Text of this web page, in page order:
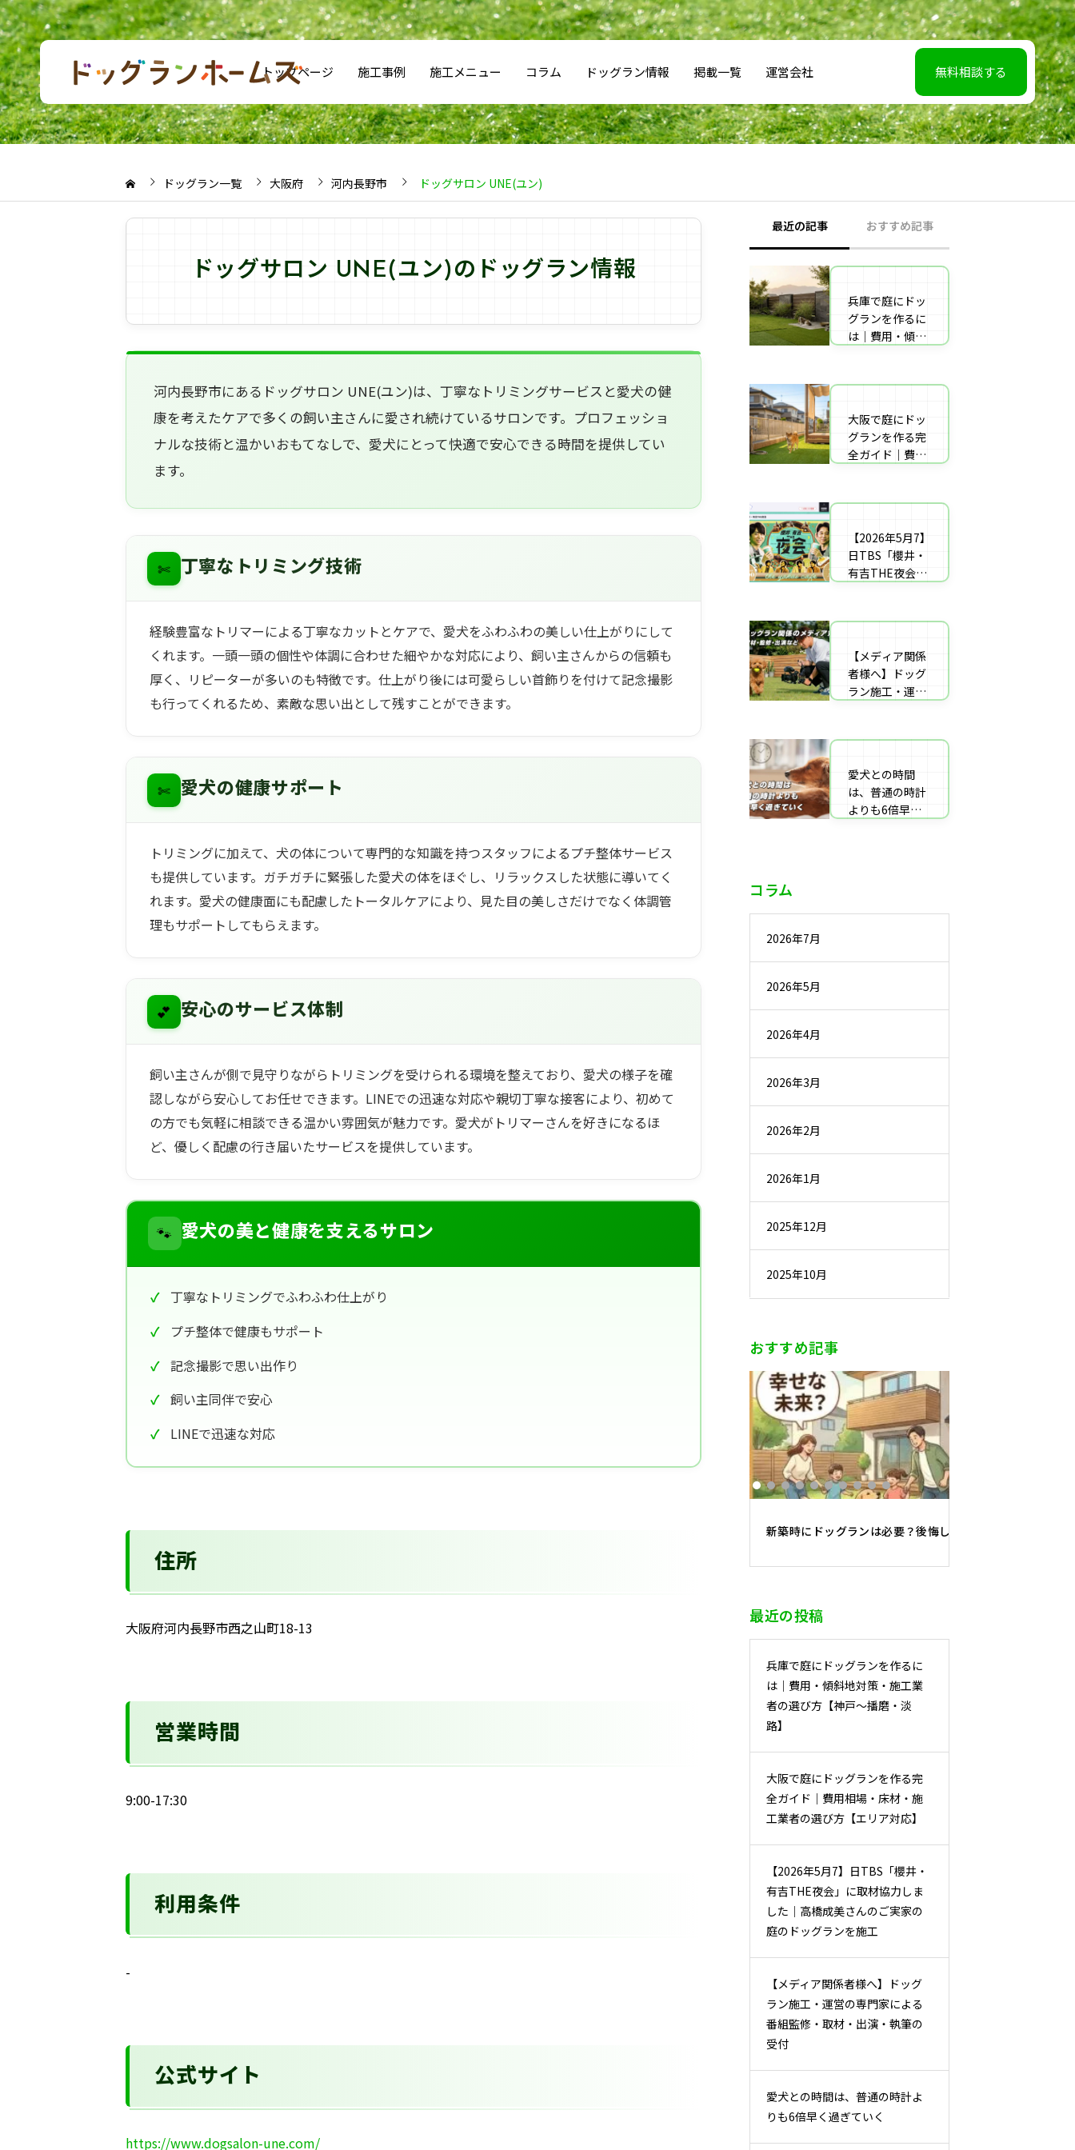
トップページ 施工事例 施工メニュー コラム ドッグラン情報 掲載一覧 運営会社 無料相談する
ドッグラン一覧 大阪府 河内長野市 ドッグサロン UNE(ユン)
ドッグサロン UNE(ユン)のドッグラン情報
河内長野市にあるドッグサロン UNE(ユン)は、丁寧なトリミングサービスと愛犬の健
康を考えたケアで多くの飼い主さんに愛され続けているサロンです。プロフェッショ
ナルな技術と温かいおもてなしで、愛犬にとって快適で安心できる時間を提供してい
ます。
✄ 丁寧なトリミング技術
経験豊富なトリマーによる丁寧なカットとケアで、愛犬をふわふわの美しい仕上がりにして
くれます。一頭一頭の個性や体調に合わせた細やかな対応により、飼い主さんからの信頼も
厚く、リピーターが多いのも特徴です。仕上がり後には可愛らしい首飾りを付けて記念撮影
も行ってくれるため、素敵な思い出として残すことができます。
✄ 愛犬の健康サポート
トリミングに加えて、犬の体について専門的な知識を持つスタッフによるプチ整体サービス
も提供しています。ガチガチに緊張した愛犬の体をほぐし、リラックスした状態に導いてく
れます。愛犬の健康面にも配慮したトータルケアにより、見た目の美しさだけでなく体調管
理もサポートしてもらえます。
💕 安心のサービス体制
飼い主さんが側で見守りながらトリミングを受けられる環境を整えており、愛犬の様子を確
認しながら安心してお任せできます。LINEでの迅速な対応や親切丁寧な接客により、初めて
の方でも気軽に相談できる温かい雰囲気が魅力です。愛犬がトリマーさんを好きになるほ
ど、優しく配慮の行き届いたサービスを提供しています。
🐾 愛犬の美と健康を支えるサロン
丁寧なトリミングでふわふわ仕上がり
プチ整体で健康もサポート
記念撮影で思い出作り
飼い主同伴で安心
LINEで迅速な対応
住所
大阪府河内長野市西之山町18-13
営業時間
9:00-17:30
利用条件
-
公式サイト
https://www.dogsalon-une.com/
最近の記事 おすすめ記事
兵庫で庭にドッ
グランを作るに
は｜費用・傾斜
戸〜播磨・淡
大阪で庭にドッ
グランを作る完
全ガイド｜費用
【エリア対応】
【2026年5月7】
日TBS「櫻井・
有吉THE夜会」
さんのご実家の
を施工
【メディア関係
者様へ】ドッグ
ラン施工・運営
材・出演・執筆
愛犬との時間
は、普通の時計
よりも6倍早く
【2026年5月7】
日TBS「櫻井・
有吉THE夜会」
さんのご実家の
を施工
庭にドッグラン
をDIY！初心者
でもプロ級に仕
アル
自宅の庭にドッ
グラン計画の完
全ガイド：DIY
デメリット）を
コラム
2026年7月
2026年5月
2026年4月
2026年3月
2026年2月
2026年1月
2025年12月
2025年10月
おすすめ記事
新築時にドッグランは必要？後悔しないために知っておく
最近の投稿
兵庫で庭にドッグランを作るに
は｜費用・傾斜地対策・施工業
者の選び方【神戸〜播磨・淡
路】
大阪で庭にドッグランを作る完
全ガイド｜費用相場・床材・施
工業者の選び方【エリア対応】
【2026年5月7】日TBS「櫻井・
有吉THE夜会」に取材協力しま
した｜高橋成美さんのご実家の
庭のドッグランを施工
【メディア関係者様へ】ドッグ
ラン施工・運営の専門家による
番組監修・取材・出演・執筆の
受付
愛犬との時間は、普通の時計よ
りも6倍早く過ぎていく